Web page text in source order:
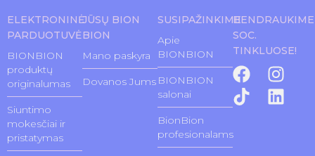
ELEKTRONINĖ
PARDUOTUVĖ
BIONBION
produktų
originalumas
Siuntimo
mokesčiai ir
pristatymas
JŪSŲ BION
BION
Mano paskyra
Dovanos Jums
SUSIPAŽINKIME
Apie
BIONBION
BIONBION
salonai
BionBion
profesionalams
BENDRAUKIME
SOC.
TINKLUOSE!